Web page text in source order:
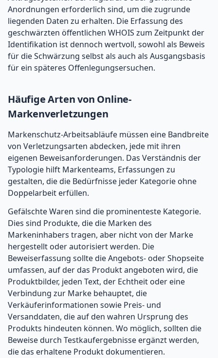
Anordnungen erforderlich sind, um die zugrunde
liegenden Daten zu erhalten. Die Erfassung des
geschwärzten öffentlichen WHOIS zum Zeitpunkt der
Identifikation ist dennoch wertvoll, sowohl als Beweis
für die Schwärzung selbst als auch als Ausgangsbasis
für ein späteres Offenlegungsersuchen.
Häufige Arten von Online-
Markenverletzungen
Markenschutz-Arbeitsabläufe müssen eine Bandbreite
von Verletzungsarten abdecken, jede mit ihren
eigenen Beweisanforderungen. Das Verständnis der
Typologie hilft Markenteams, Erfassungen zu
gestalten, die die Bedürfnisse jeder Kategorie ohne
Doppelarbeit erfüllen.
Gefälschte Waren sind die prominenteste Kategorie.
Dies sind Produkte, die die Marken des
Markeninhabers tragen, aber nicht von der Marke
hergestellt oder autorisiert werden. Die
Beweiserfassung sollte die Angebots- oder Shopseite
umfassen, auf der das Produkt angeboten wird, die
Produktbilder, jeden Text, der Echtheit oder eine
Verbindung zur Marke behauptet, die
Verkäuferinformationen sowie Preis- und
Versanddaten, die auf den wahren Ursprung des
Produkts hindeuten können. Wo möglich, sollten die
Beweise durch Testkaufergebnisse ergänzt werden,
die das erhaltene Produkt dokumentieren.